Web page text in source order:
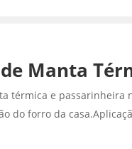
Manta
térmica e passarinheira
do forro da